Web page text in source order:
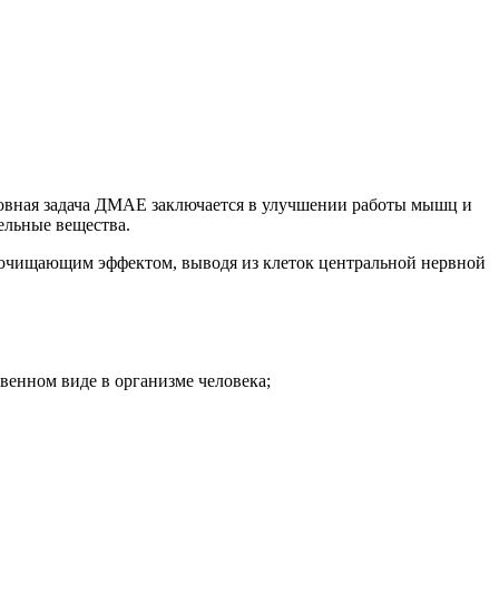
задача ДМАЕ заключается в улучшении работы мышц и
вещества.
эффектом, выводя из клеток центральной нервной
виде в организме человека;